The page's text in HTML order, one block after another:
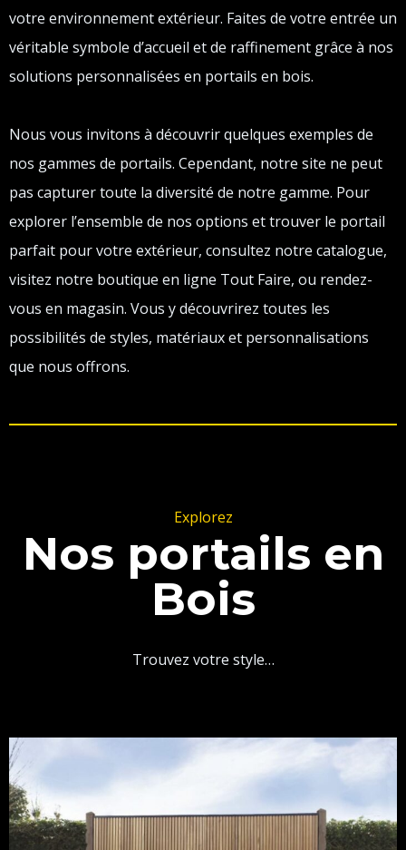
votre environnement extérieur. Faites de votre entrée un
véritable symbole d’accueil et de raffinement grâce à nos
solutions personnalisées en portails en bois.
Nous vous invitons à découvrir quelques exemples de
nos gammes de portails. Cependant, notre site ne peut
pas capturer toute la diversité de notre gamme. Pour
explorer l’ensemble de nos options et trouver le portail
parfait pour votre extérieur, consultez notre catalogue,
visitez notre boutique en ligne Tout Faire, ou rendez-
vous en magasin. Vous y découvrirez toutes les
possibilités de styles, matériaux et personnalisations
que nous offrons.
Explorez
Nos portails en
Bois
Trouvez votre style…